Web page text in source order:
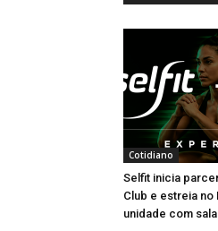
Cotidiano
Selfit inicia
Club e estreia
unidade com